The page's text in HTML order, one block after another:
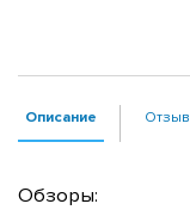
Описание
Обзоры: